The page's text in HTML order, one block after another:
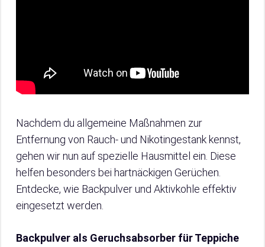
Nachdem du allgemeine Maßnahmen zur
Entfernung von Rauch- und Nikotingestank kennst,
gehen wir nun auf spezielle Hausmittel ein. Diese
helfen besonders bei hartnäckigen Gerüchen.
Entdecke, wie Backpulver und Aktivkohle effektiv
eingesetzt werden.
Backpulver als Geruchsabsorber für Teppiche